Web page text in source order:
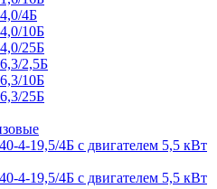
4Б
10Б
25Б
2,5Б
10Б
25Б
4-19,5/4Б с двигателем 5,5 кВт
4-19,5/4Б с двигателем 5,5 кВт